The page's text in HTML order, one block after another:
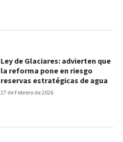
27 de Febrero de 2026
Ley de Glaciares: advierten que
la reforma pone en riesgo
reservas estratégicas de agua